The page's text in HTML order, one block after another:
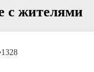
с жителями
1328